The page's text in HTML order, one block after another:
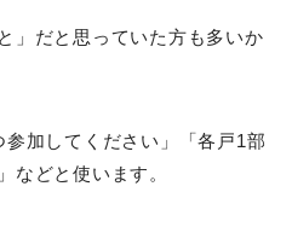
」だと思っていた方も多いか
参加してください」「各戸1部
などと使います。